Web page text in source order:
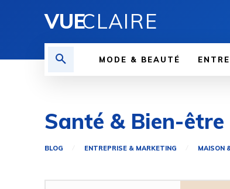
VUECLAIRE
MODE & BEAUTÉ
Santé & Bien-être
BLOG ENTREPRISE & MARKETING MAISON